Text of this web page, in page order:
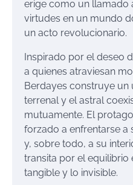
erige como un llamado
virtudes en un mundo
un acto revolucionario.
Inspirado por el deseo
a quienes atraviesan
Berdayes construye un
terrenal y el astral
mutuamente. El
forzado a enfrentarse a
y, sobre todo, a su
transita por el equilibrio
tangible y lo invisible​.